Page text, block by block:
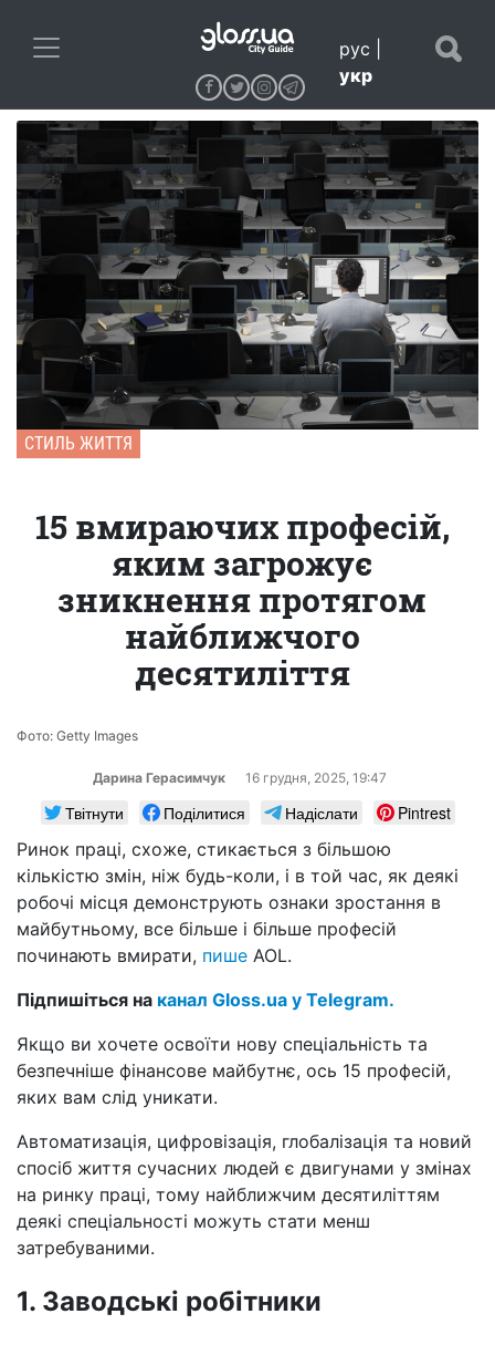
рус
укр
СТИЛЬ ЖИТТЯ
15 вмираючих професій,
яким загрожує
зникнення протягом
найближчого
десятиліття
Фото: Getty Images
Дарина Герасимчук 16 грудня, 2025, 19:47
Твітнути Поділитися Надіслати
Pintrest
Ринок праці, схоже, стикається з більшою
кількістю змін, ніж будь-коли, і в той час, як деякі
робочі місця демонструють ознаки зростання в
майбутньому, все більше і більше професій
починають вмирати, пише AOL.
Підпишіться на канал Gloss.ua у Telegram.
Якщо ви хочете освоїти нову спеціальність та
безпечніше фінансове майбутнє, ось 15 професій,
яких вам слід уникати.
Автоматизація, цифровізація, глобалізація та новий
спосіб життя сучасних людей є двигунами у змінах
на ринку праці, тому найближчим десятиліттям
деякі спеціальності можуть стати менш
затребуваними.
1. Заводські робітники